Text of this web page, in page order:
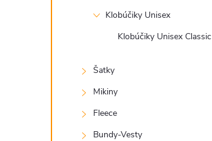
Klobúčiky Unisex
Klobúčiky Unisex Classic
Šatky
Mikiny
Fleece
Bundy-Vesty